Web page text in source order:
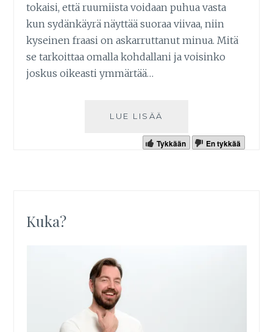
tokaisi, että ruumiista voidaan puhua vasta
kun sydänkäyrä näyttää suoraa viivaa, niin
kyseinen fraasi on askarruttanut minua. Mitä
se tarkoittaa omalla kohdallani ja voisinko
joskus oikeasti ymmärtää…
LUE LISÄÄ
Tykkään En tykkää
Kuka?